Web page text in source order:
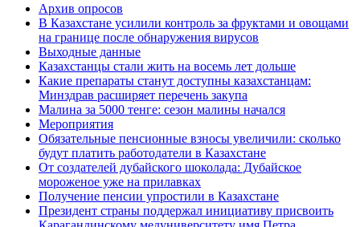
Архив опросов
В Казахстане усилили контроль за фруктами и овощами
на границе после обнаружения вирусов
Выходные данные
Казахстанцы стали жить на восемь лет дольше
Какие препараты станут доступны казахстанцам:
Минздрав расширяет перечень закупа
Малина за 5000 тенге: сезон малины начался
Мероприятия
Обязательные пенсионные взносы увеличили: сколько
будут платить работодатели в Казахстане
От создателей дубайского шоколада: Дубайское
мороженое уже на прилавках
Получение пенсии упростили в Казахстане
Президент страны поддержал инициативу присвоить